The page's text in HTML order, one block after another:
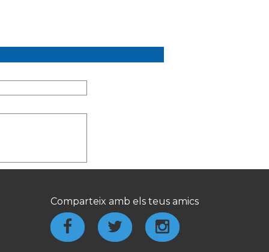
Comparteix amb els teus amics